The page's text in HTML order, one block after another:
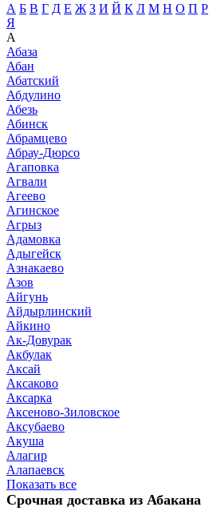
А Б В Г Д Е Ж З И Й К Л М Н О П Р
Я
А
Абаза
Абан
Абатский
Абдулино
Абезь
Абинск
Абрамцево
Абрау-Дюрсо
Агаповка
Агвали
Агеево
Агинское
Агрыз
Адамовка
Адыгейск
Азнакаево
Азов
Айгунь
Айдырлинский
Айкино
Ак-Довурак
Акбулак
Аксай
Аксаково
Аксарка
Аксеново-Зиловское
Аксубаево
Акуша
Алагир
Алапаевск
Показать все
Срочная доставка из Абакана